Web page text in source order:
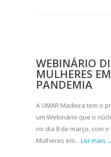
WEBINÁRIO
MULHERES
PANDEMIA
A UMAR Madeira tem o
um Webinário que o
no dia 8 de março, com
Mulheres em... Ler mais